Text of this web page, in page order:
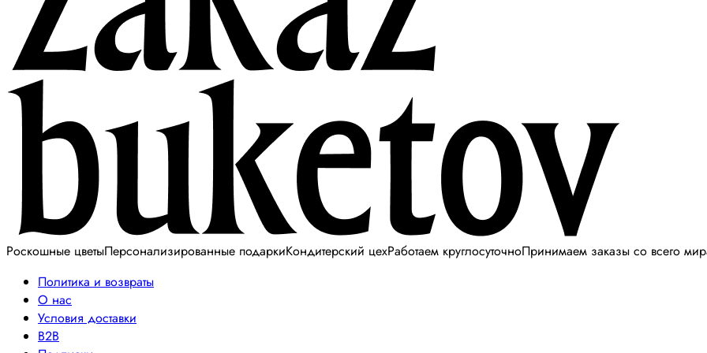
Роскошные цветыПерсонализированные подаркиКондитерский цехРаботаем круглосуточноПринимаем заказы со всего
Политика и возвраты
О нас
Условия доставки
B2B